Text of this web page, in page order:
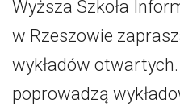
Wyższa Szkoła
w Rzeszowie
wykładów
poprowadzą